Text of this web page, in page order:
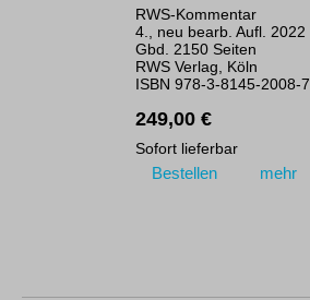
RWS-Kommentar
4., neu bearb. Aufl. 2022
Gbd. 2150 Seiten
RWS Verlag, Köln
ISBN 978-3-8145-2008-7
249,00 €
Sofort lieferbar
Bestellen mehr